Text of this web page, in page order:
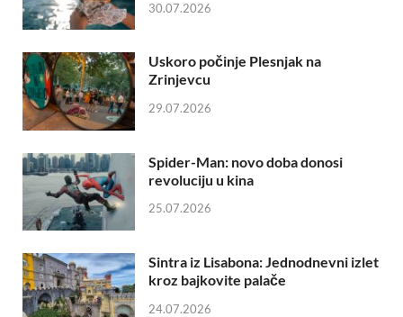
30.07.2026
Uskoro počinje Plesnjak na
Zrinjevcu
29.07.2026
Spider-Man: novo doba donosi
revoluciju u kina
25.07.2026
Sintra iz Lisabona: Jednodnevni izlet
kroz bajkovite palače
24.07.2026